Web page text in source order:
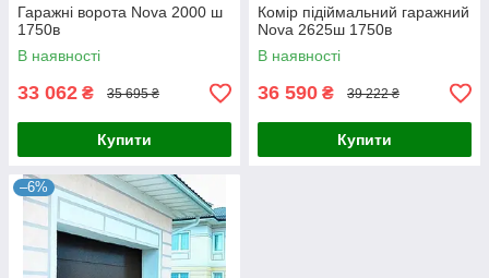
Гаражні ворота Nova 2000 ш
1750в
В наявності
33 062 ₴ 35 695 ₴
Купити
Комір підіймальний гаражний
Nova 2625ш 1750в
В наявності
36 590 ₴ 39 222 ₴
Купити
–6%